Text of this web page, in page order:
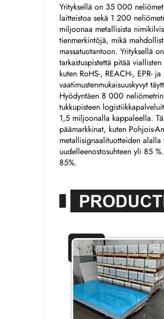
Yrityksellä on 35 000
laitteistoa sekä 1 200
miljoonaa metallisista
tienmerkintöjä, mikä
massatuotantoon. Yrityksellä
tarkastuspistettä pitää
kuten RoHS-, REACH-, EPR-
vaatimustenmukaisuuskyvyt
Hyödyntäen 8 000
tukkupisteen
1,5 miljoonalla kappaleella.
päämarkkinat, kuten Pohjois-
metallisignaalituotteiden
uudelleenostosuhteen yli 85 %.
85%.